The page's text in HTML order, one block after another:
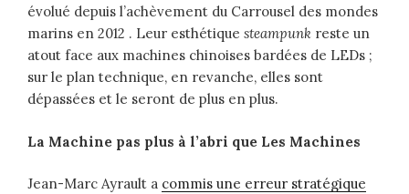
évolué depuis l’achèvement du Carrousel des mondes
marins en 2012 . Leur esthétique steampunk reste un
atout face aux machines chinoises bardées de LEDs ;
sur le plan technique, en revanche, elles sont
dépassées et le seront de plus en plus.
La Machine pas plus à l’abri que Les Machines
Jean-Marc Ayrault a commis une erreur stratégique